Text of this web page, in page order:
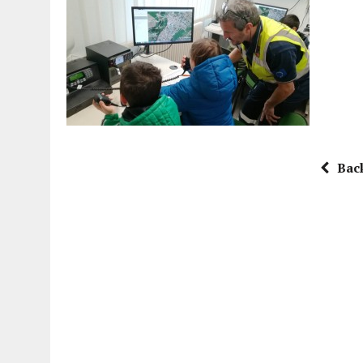
15 DICEMBRE 2025 | PANETTONI, TORRONE E CONTRO-PANETTONE:
11 DICEMBRE 2025 | LA GUIDA FLOS OLEI INCORONA I “MAGNIFICI 7”
11 DICEMBRE 2025 | DANTE ALIGHIERI E L’USO DI PAPAVERINA: ECCO
10 DICEMBRE 2025 | MONTESCUDO, AL TEATRO ROSASPINA PRIMA
6 DICEMBRE 2025 | CATTOLICA, I FRATELLI RAUCCI CONFERMANO LA